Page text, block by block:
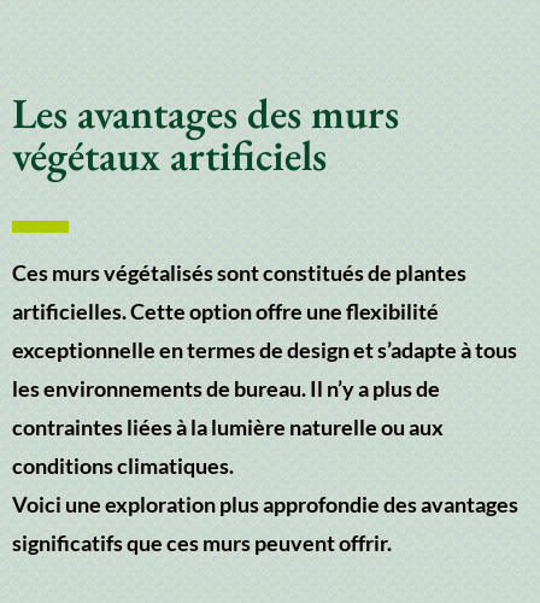
Les avantages des murs
végétaux artificiels
Ces murs végétalisés sont constitués de plantes
artificielles. Cette option offre une flexibilité
exceptionnelle en termes de design et s’adapte à tous
les environnements de bureau. Il n’y a plus de
contraintes liées à la lumière naturelle ou aux
conditions climatiques.
Voici une exploration plus approfondie des avantages
significatifs que ces murs peuvent offrir.